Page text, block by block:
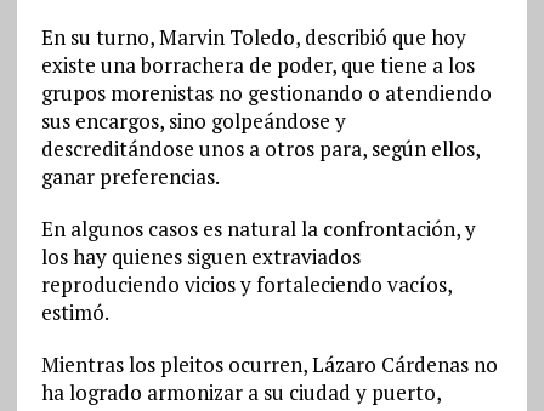
En su turno, Marvin Toledo, describió que hoy
existe una borrachera de poder, que tiene a los
grupos morenistas no gestionando o atendiendo
sus encargos, sino golpeándose y
descreditándose unos a otros para, según ellos,
ganar preferencias.
En algunos casos es natural la confrontación, y
los hay quienes siguen extraviados
reproduciendo vicios y fortaleciendo vacíos,
estimó.
Mientras los pleitos ocurren, Lázaro Cárdenas no
ha logrado armonizar a su ciudad y puerto,